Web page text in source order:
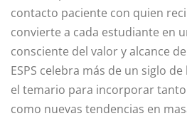
contacto paciente con quien
convierte a cada estudiante en
consciente del valor y alcance
ESPS celebra más de un siglo
el temario para incorporar
como nuevas tendencias en